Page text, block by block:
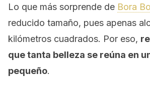
Lo que más sorprende de Bora
reducido tamaño, pues apenas
kilómetros cuadrados. Por eso,
que tanta belleza se reúna en
pequeño.